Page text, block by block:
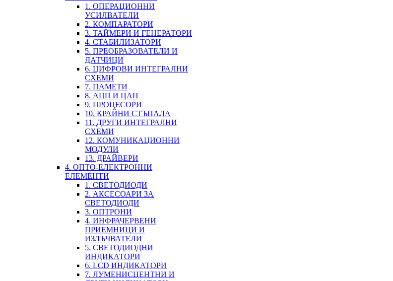
1. ОПЕРАЦИОННИ
УСИЛВАТЕЛИ
2. КОМПАРАТОРИ
3. ТАЙМЕРИ И ГЕНЕРАТОРИ
4. СТАБИЛИЗАТОРИ
5. ПРЕОБРАЗОВАТЕЛИ И
ДАТЧИЦИ
6. ЦИФРОВИ ИНТЕГРАЛНИ
СХЕМИ
7. ПАМЕТИ
8. АЦП И ЦАП
9. ПРОЦЕСОРИ
10. КРАЙНИ СТЪПАЛА
11. ДРУГИ ИНТЕГРАЛНИ
СХЕМИ
12. КОМУНИКАЦИОННИ
МОДУЛИ
13. ДРАЙВЕРИ
4. ОПТО-ЕЛЕКТРОННИ
ЕЛЕМЕНТИ
1. СВЕТОДИОДИ
2. АКСЕСОАРИ ЗА
СВЕТОДИОДИ
3. ОПТРОНИ
4. ИНФРАЧЕРВЕНИ
ПРИЕМНИЦИ И
ИЗЛЪЧВАТЕЛИ
5. СВЕТОДИОДНИ
ИНДИКАТОРИ
6. LCD ИНДИКАТОРИ
7. ЛУМЕНИСЦЕНТНИ И